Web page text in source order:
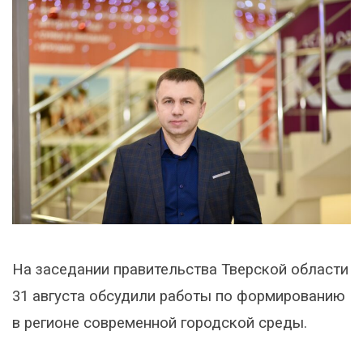
На заседании правительства Тверской области
31 августа обсудили работы по формированию
в регионе современной городской среды.